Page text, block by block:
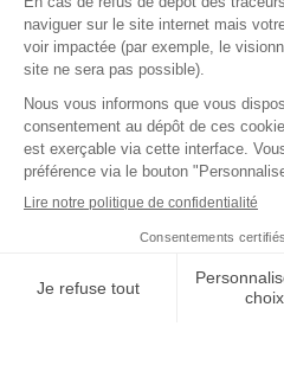
30 rue Baron -